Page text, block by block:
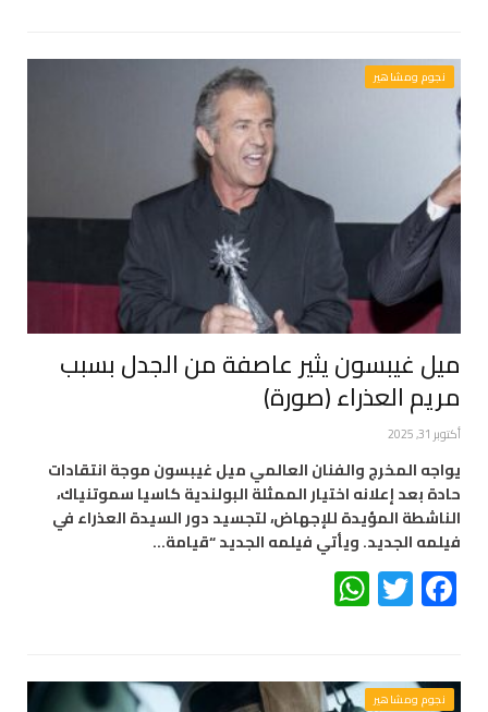
نجوم ومشاهير
ميل غيبسون يثير عاصفة من الجدل بسبب
مريم العذراء (صورة)
أكتوبر 31, 2025
يواجه المخرج والفنان العالمي ميل غيبسون موجة انتقادات
حادة بعد إعلانه اختيار الممثلة البولندية كاسيا سموتنياك،
الناشطة المؤيدة للإجهاض، لتجسيد دور السيدة العذراء في
فيلمه الجديد. ويأتي فيلمه الجديد “قيامة…
Facebook
Twitter
نجوم ومشاهير